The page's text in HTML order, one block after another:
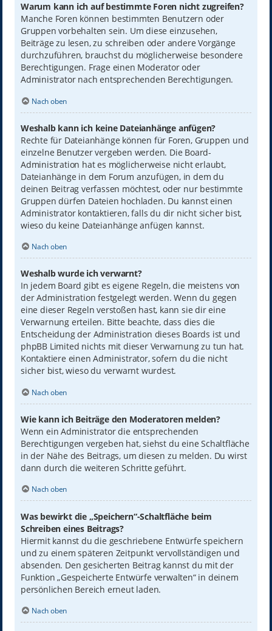
Warum kann ich auf bestimmte Foren nicht zugreifen?
Manche Foren können bestimmten Benutzern oder
Gruppen vorbehalten sein. Um diese einzusehen,
Beiträge zu lesen, zu schreiben oder andere Vorgänge
durchzuführen, brauchst du möglicherweise besondere
Berechtigungen. Frage einen Moderator oder
Administrator nach entsprechenden Berechtigungen.
Nach oben
Weshalb kann ich keine Dateianhänge anfügen?
Rechte für Dateianhänge können für Foren, Gruppen und
einzelne Benutzer vergeben werden. Die Board-
Administration hat es möglicherweise nicht erlaubt,
Dateianhänge in dem Forum anzufügen, in dem du
deinen Beitrag verfassen möchtest, oder nur bestimmte
Gruppen dürfen Dateien hochladen. Du kannst einen
Administrator kontaktieren, falls du dir nicht sicher bist,
wieso du keine Dateianhänge anfügen kannst.
Nach oben
Weshalb wurde ich verwarnt?
In jedem Board gibt es eigene Regeln, die meistens von
der Administration festgelegt werden. Wenn du gegen
eine dieser Regeln verstoßen hast, kann sie dir eine
Verwarnung erteilen. Bitte beachte, dass dies die
Entscheidung der Administration dieses Boards ist und
phpBB Limited nichts mit dieser Verwarnung zu tun hat.
Kontaktiere einen Administrator, sofern du die nicht
sicher bist, wieso du verwarnt wurdest.
Nach oben
Wie kann ich Beiträge den Moderatoren melden?
Wenn ein Administrator die entsprechenden
Berechtigungen vergeben hat, siehst du eine Schaltfläche
in der Nähe des Beitrags, um diesen zu melden. Du wirst
dann durch die weiteren Schritte geführt.
Nach oben
Was bewirkt die „Speichern“-Schaltfläche beim
Schreiben eines Beitrags?
Hiermit kannst du die geschriebene Entwürfe speichern
und zu einem späteren Zeitpunkt vervollständigen und
absenden. Den gesicherten Beitrag kannst du mit der
Funktion „Gespeicherte Entwürfe verwalten“ in deinem
persönlichen Bereich erneut laden.
Nach oben